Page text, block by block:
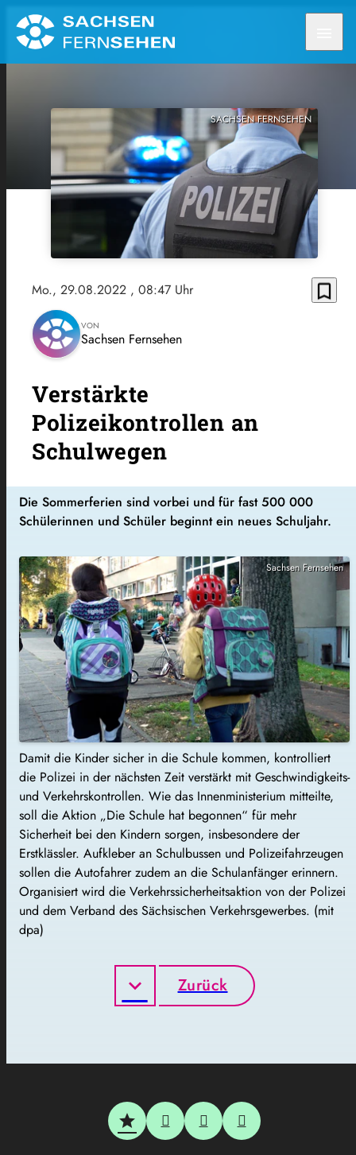
SACHSEN FERNSEHEN
Mo., 29.08.2022 , 08:47 Uhr bookmark_border
VON
Sachsen Fernsehen
Verstärkte
Polizeikontrollen an
Schulwegen
Die Sommerferien sind vorbei und für fast 500 000
Schülerinnen und Schüler beginnt ein neues Schuljahr.
Sachsen Fernsehen
Damit die Kinder sicher in die Schule kommen, kontrolliert
die Polizei in der nächsten Zeit verstärkt mit Geschwindigkeits-
und Verkehrskontrollen. Wie das Innenministerium mitteilte,
soll die Aktion „Die Schule hat begonnen“ für mehr
Sicherheit bei den Kindern sorgen, insbesondere der
Erstklässler. Aufkleber an Schulbussen und Polizeifahrzeugen
sollen die Autofahrer zudem an die Schulanfänger erinnern.
Organisiert wird die Verkehrssicherheitsaktion von der Polizei
und dem Verband des Sächsischen Verkehrsgewerbes. (mit
dpa)
Zurück